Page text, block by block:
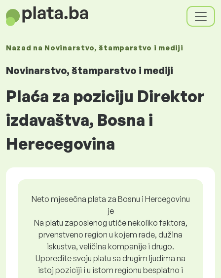
Nazad na Novinarstvo, štamparstvo i mediji
Novinarstvo, štamparstvo i mediji
Plaća za poziciju Direktor
izdavaštva, Bosna i
Herecegovina
Neto mjesečna plata za Bosnu i Hercegovinu
je
Na platu zaposlenog utiče nekoliko faktora,
prvenstveno region u kojem rade, dužina
iskustva, veličina kompanije i drugo.
Uporedite svoju platu sa drugim ljudima na
istoj poziciji i u istom regionu besplatno i